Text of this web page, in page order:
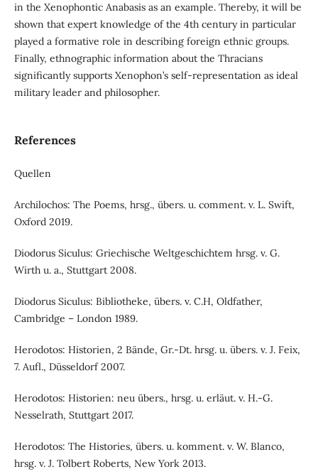
in the Xenophontic Anabasis as an example. Thereby, it will be
shown that expert knowledge of the 4th century in particular
played a formative role in describing foreign ethnic groups.
Finally, ethnographic information about the Thracians
significantly supports Xenophon’s self-representation as ideal
military leader and philosopher.
References
Quellen
Archilochos: The Poems, hrsg., übers. u. comment. v. L. Swift,
Oxford 2019.
Diodorus Siculus: Griechische Weltgeschichtem hrsg. v. G.
Wirth u. a., Stuttgart 2008.
Diodorus Siculus: Bibliotheke, übers. v. C.H, Oldfather,
Cambridge – London 1989.
Herodotos: Historien, 2 Bände, Gr.-Dt. hrsg. u. übers. v. J. Feix,
7. Aufl., Düsseldorf 2007.
Herodotos: Historien: neu übers., hrsg. u. erläut. v. H.-G.
Nesselrath, Stuttgart 2017.
Herodotos: The Histories, übers. u. komment. v. W. Blanco,
hrsg. v. J. Tolbert Roberts, New York 2013.